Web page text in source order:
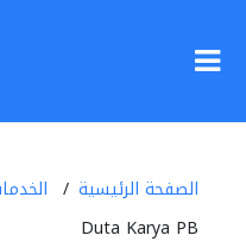
الصفحة الرئيسية
Duta Karya PB